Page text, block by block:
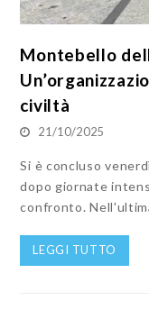
Montebello
civiltà
21/10/2025
Si è concluso
dopo giornate
confronto.
LEGGI TUTTO